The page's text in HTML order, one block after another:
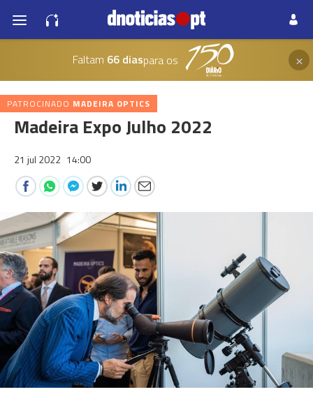
Faltam 66 diaspara os ×
PATROCINADO MADEIRA OPTICS
Madeira Expo Julho 2022
21 jul 2022 14:00